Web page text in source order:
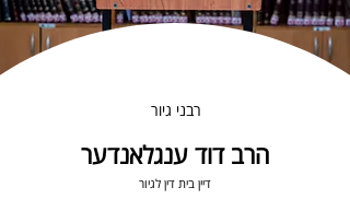
רבני גיור
הרב דוד ענגלאנדער
דיין בית דין לגיור